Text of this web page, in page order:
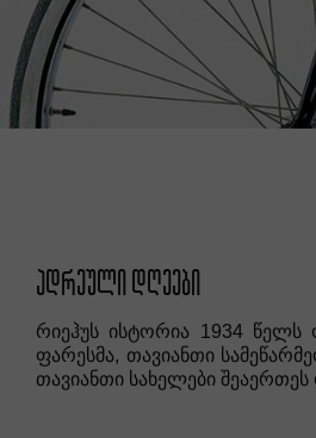
ᲐᲓᲠᲔᲣᲚᲘ ᲓᲦᲔᲔᲑᲘ
რიეჰუს ისტორია 1934 წელს
ფარესმა, თავიანთი
თავიანთი სახელები შეაერთეს